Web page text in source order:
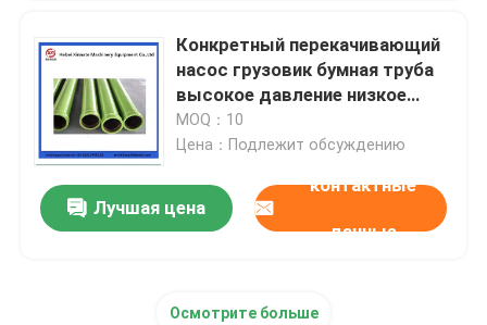
Конкретный перекачивающий
насос грузовик бумная труба
высокое давление низкое
давление
MOQ：10
Цена：Подлежит обсуждению
Лучшая цена
контактные
данные
Осмотрите больше